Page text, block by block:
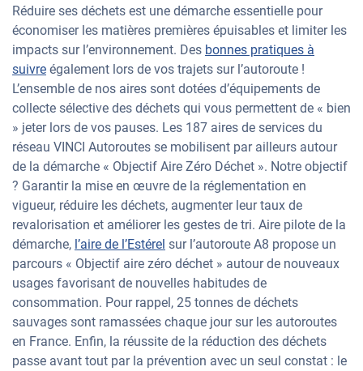
Réduire ses déchets est une démarche essentielle pour
économiser les matières premières épuisables et limiter les
impacts sur l’environnement. Des bonnes pratiques à
suivre également lors de vos trajets sur l’autoroute !
L’ensemble de nos aires sont dotées d’équipements de
collecte sélective des déchets qui vous permettent de « bien
» jeter lors de vos pauses. Les 187 aires de services du
réseau VINCI Autoroutes se mobilisent par ailleurs autour
de la démarche « Objectif Aire Zéro Déchet ». Notre objectif
? Garantir la mise en œuvre de la réglementation en
vigueur, réduire les déchets, augmenter leur taux de
revalorisation et améliorer les gestes de tri. Aire pilote de la
démarche, l’aire de l’Estérel sur l’autoroute A8 propose un
parcours « Objectif aire zéro déchet » autour de nouveaux
usages favorisant de nouvelles habitudes de
consommation. Pour rappel, 25 tonnes de déchets
sauvages sont ramassées chaque jour sur les autoroutes
en France. Enfin, la réussite de la réduction des déchets
passe avant tout par la prévention avec un seul constat : le